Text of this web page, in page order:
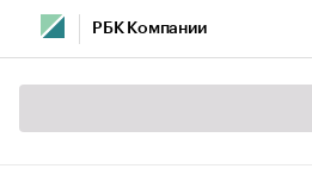
РБК Компании